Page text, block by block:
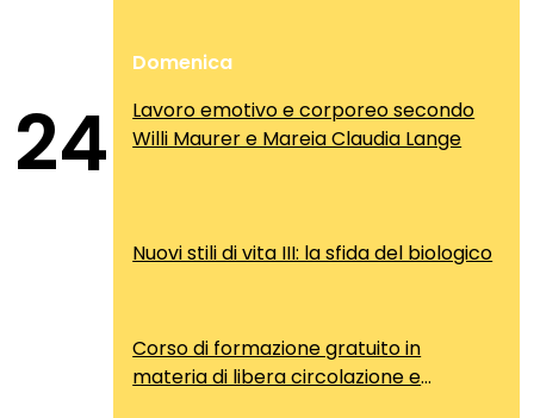
24
Domenica
Lavoro emotivo e corporeo secondo
Willi Maurer e Mareia Claudia Lange
Nuovi stili di vita III: la sfida del biologico
Corso di formazione gratuito in
materia di libera circolazione e